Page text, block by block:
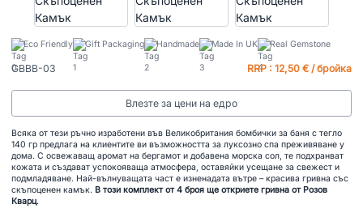
Eco Friendly Gift Packaging Handmade Made In UK Real Gemstone
GBBB-03 RRP : 12,50 € / бройка
Влезте за цени на едро
Всяка от тези ръчно изработени във Великобритания бомбички за баня с тегло
140 гр предлага на клиентите ви възможността за луксозно спа преживяване у
дома. С освежаващ аромат на бергамот и добавена морска сол, те подхранват
кожата и създават успокояваща атмосфера, оставяйки усещане за свежест и
подмладяване. Най-вълнуващата част е изненадата вътре – красива гривна със
скъпоценен камък. В този комплект от 4 броя ще откриете гривна от Розов
Кварц.